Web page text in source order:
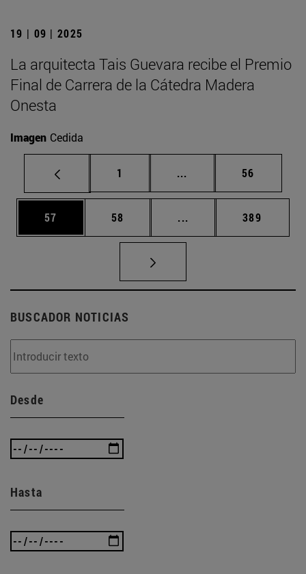
19 | 09 | 2025
La arquitecta Tais Guevara recibe el Premio
Final de Carrera de la Cátedra Madera
Onesta
Imagen Cedida
Página
1 ... Páginas intermedias
Página
56
Página
57 Página
58 ... Páginas intermedias
Página
389
BUSCADOR NOTICIAS
Desde
Hasta